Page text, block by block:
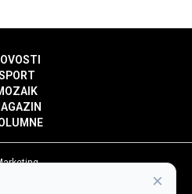
×